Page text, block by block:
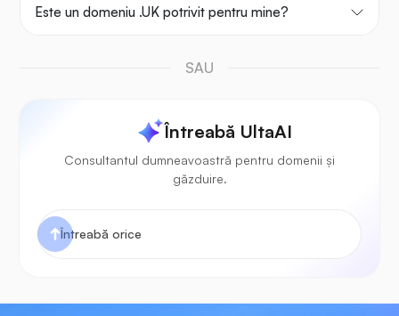
Este un domeniu .UK potrivit pentru mine?
SAU
Întreabă UltaAI
Consultantul dumneavoastră pentru domenii și
găzduire.